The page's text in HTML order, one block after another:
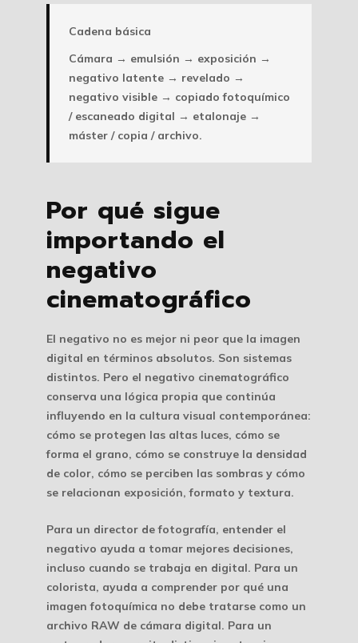
Cadena básica
Cámara → emulsión → exposición →
negativo latente → revelado →
negativo visible → copiado fotoquímico
/ escaneado digital → etalonaje →
máster / copia / archivo.
Por qué sigue
importando el
negativo
cinematográfico
El negativo no es mejor ni peor que la imagen
digital en términos absolutos. Son sistemas
distintos. Pero el negativo cinematográfico
conserva una lógica propia que continúa
influyendo en la cultura visual contemporánea:
cómo se protegen las altas luces, cómo se
forma el grano, cómo se construye la densidad
de color, cómo se perciben las sombras y cómo
se relacionan exposición, formato y textura.
Para un director de fotografía, entender el
negativo ayuda a tomar mejores decisiones,
incluso cuando se trabaja en digital. Para un
colorista, ayuda a comprender por qué una
imagen fotoquímica no debe tratarse como un
archivo RAW de cámara digital. Para un